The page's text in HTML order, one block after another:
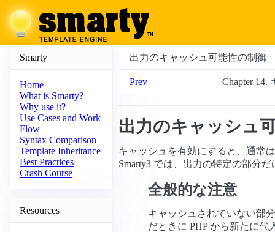
Smarty
Home
What is Smarty?
Why use it?
Use Cases and Work
Flow
Syntax Comparison
Template Inheritance
Best Practices
Crash Course
Resources
出力のキャッシュ可能性の制御
Prev Chapter 14.
出力のキャッシュ
キャッシュを有効にすると、通常
Smarty3 では、出力の特定の部分
全般的な注意
キャッシュされていない部
だときに PHP から新たに